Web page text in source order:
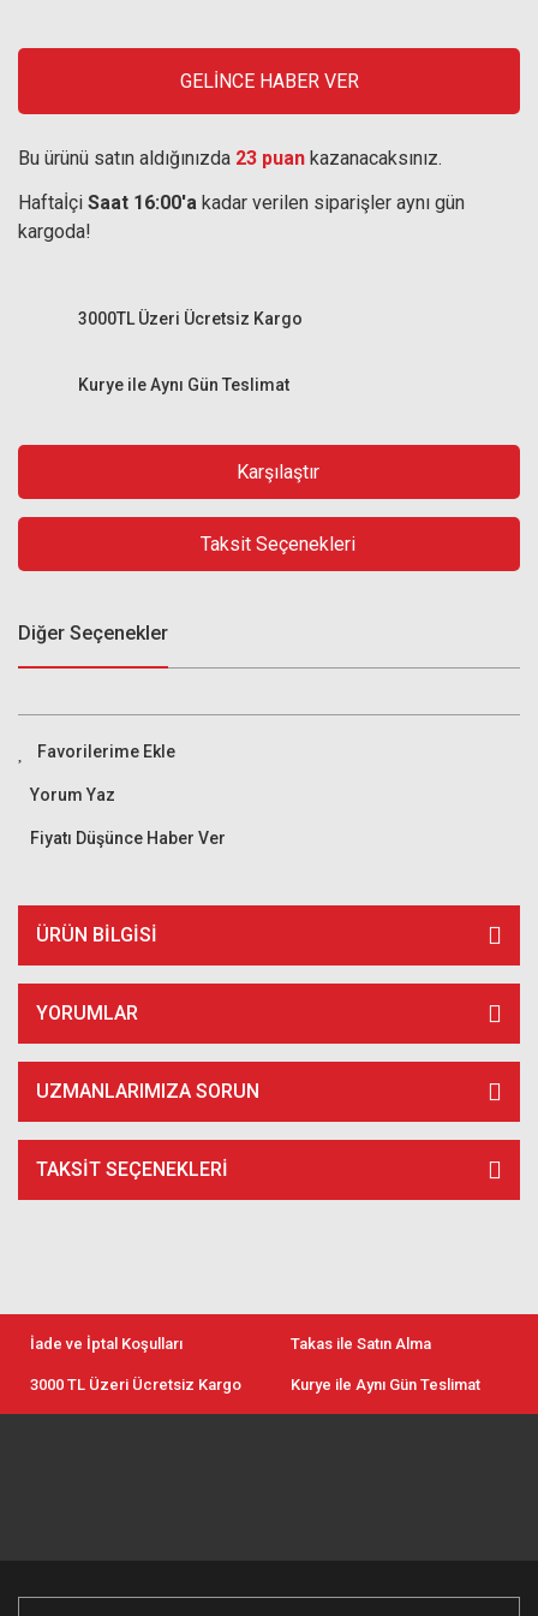
GELİNCE HABER VER
Bu ürünü satın aldığınızda 23 puan kazanacaksınız.
Haftaİçi Saat 16:00'a kadar verilen siparişler aynı gün
kargoda!
Kurye ile Aynı Gün Teslimat
3000TL Üzeri Ücretsiz Kargo
Karşılaştır
Taksit Seçenekleri
Diğer Seçenekler
Yorum Yaz
Fiyatı Düşünce Haber Ver
ÜRÜN BILGISI
YORUMLAR
UZMANLARIMIZA SORUN
TAKSIT SEÇENEKLERI
İade ve İptal Koşulları Takas ile Satın Alma
3000 TL Üzeri Ücretsiz Kargo Kurye ile Aynı Gün Teslimat